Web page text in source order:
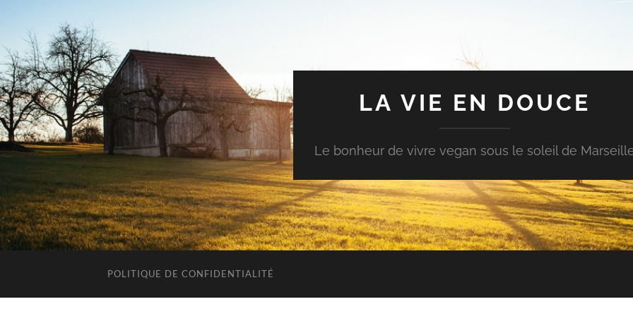
LA VIE EN DOUCE
Le bonheur de vivre vegan sous le soleil de
POLITIQUE DE CONFIDENTIALITÉ